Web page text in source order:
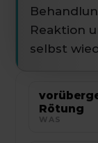
Reaktion
selbst
Rötung
WAS